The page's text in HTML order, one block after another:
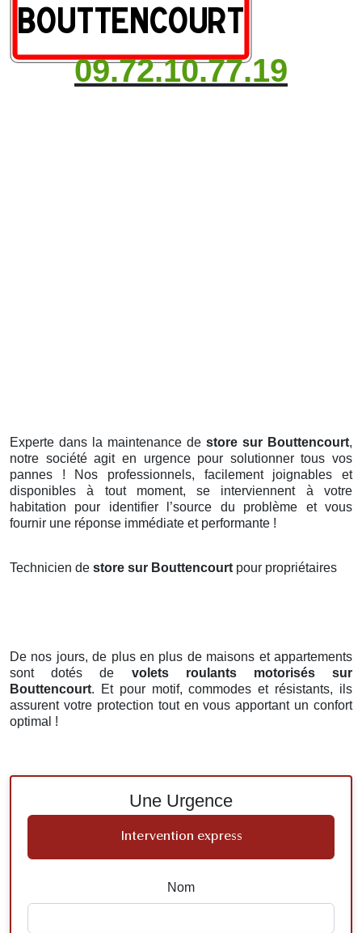
09.72.10.77.19
Experte dans la maintenance de store sur Bouttencourt,
notre société agit en urgence pour solutionner tous vos
pannes ! Nos professionnels, facilement joignables et
disponibles à tout moment, se interviennent à votre
habitation pour identifier l’source du problème et vous
fournir une réponse immédiate et performante !
Technicien de store sur Bouttencourt pour propriétaires
De nos jours, de plus en plus de maisons et appartements
sont dotés de volets roulants motorisés
sur
Bouttencourt. Et pour motif, commodes et résistants, ils
assurent votre protection tout en vous apportant un confort
optimal !
Une Urgence
Intervention express
Nom